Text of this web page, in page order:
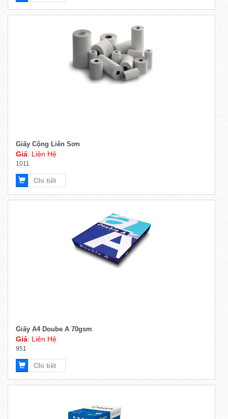
Giấy Cộng Liên Sơn
Giá: Liên Hệ
1011
Chi tiết
Giấy A4 Doube A 70gsm
Giá: Liên Hệ
951
Chi tiết